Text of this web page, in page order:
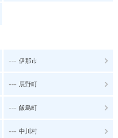
--- 伊那市
--- 辰野町
--- 飯島町
--- 中川村